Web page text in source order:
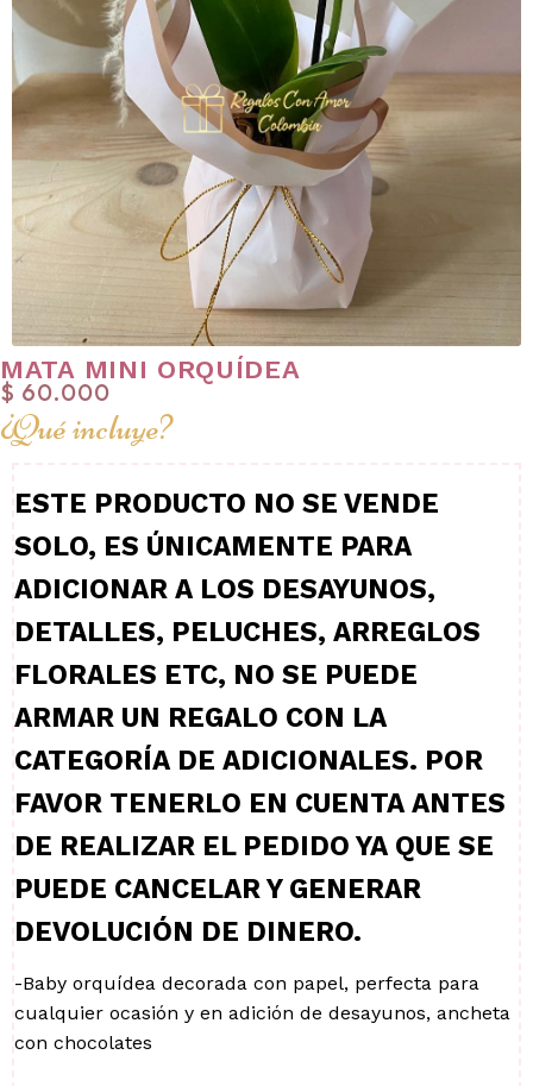
MATA MINI ORQUÍDEA
$ 60.000
¿Qué incluye?
ESTE PRODUCTO NO SE VENDE
SOLO, ES ÚNICAMENTE PARA
ADICIONAR A LOS DESAYUNOS,
DETALLES, PELUCHES, ARREGLOS
FLORALES ETC, NO SE PUEDE
ARMAR UN REGALO CON LA
CATEGORÍA DE ADICIONALES. POR
FAVOR TENERLO EN CUENTA ANTES
DE REALIZAR EL PEDIDO YA QUE SE
PUEDE CANCELAR Y GENERAR
DEVOLUCIÓN DE DINERO.
-Baby orquídea decorada con papel, perfecta para
cualquier ocasión y en adición de desayunos, ancheta
con chocolates